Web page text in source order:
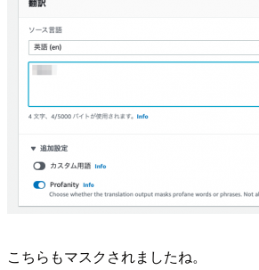
こちらもマスクされましたね。